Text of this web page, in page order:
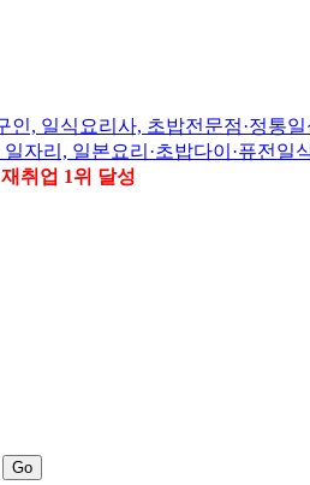
재취업 1위 달성
Go